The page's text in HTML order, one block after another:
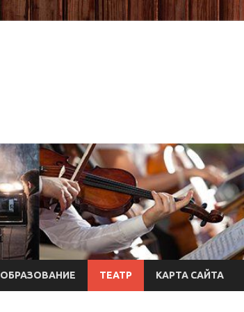
ОБРАЗОВАНИЕ ТЕАТР КАРТА САЙТА